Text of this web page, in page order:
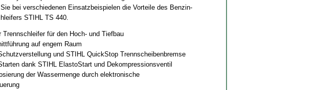
bei verschiedenen Einsatzbeispielen die Vorteile des Benzin-
STIHL TS 440.
Trennschleifer für den Hoch- und Tiefbau
auf engem Raum
und STIHL QuickStop Trennscheibenbremse
dank STIHL ElastoStart und Dekompressionsventil
der Wassermenge durch elektronische